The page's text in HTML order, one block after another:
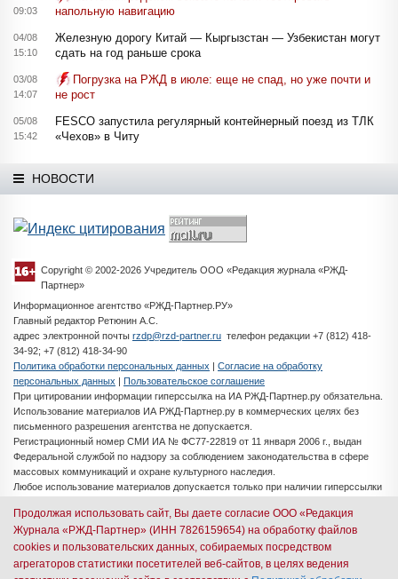
09:03
напольную навигацию
04/08
15:10
Железную дорогу Китай — Кыргызстан — Узбекистан могут
сдать на год раньше срока
03/08
14:07
Погрузка на РЖД в июле: еще не спад, но уже почти и
не рост
05/08
15:42
FESCO запустила регулярный контейнерный поезд из ТЛК
«Чехов» в Читу
НОВОСТИ
Copyright © 2002-2026 Учредитель ООО «Редакция журнала «РЖД-
Партнер»
Информационное агентство «РЖД-Партнер.РУ»
Главный редактор Ретюнин А.С.
адрес электронной почты rzdp@rzd-partner.ru телефон редакции +7 (812) 418-
34-92; +7 (812) 418-34-90
Политика обработки персональных данных | Согласие на обработку
персональных данных | Пользовательское соглашение
При цитировании информации гиперссылка на ИА РЖД-Партнер.ру обязательна.
Использование материалов ИА РЖД-Партнер.ру в коммерческих целях без
письменного разрешения агентства не допускается.
Регистрационный номер СМИ ИА № ФС77-22819 от 11 января 2006 г., выдан
Федеральной службой по надзору за соблюдением законодательства в сфере
массовых коммуникаций и охране культурного наследия.
Любое использование материалов допускается только при наличии гиперссылки
Разработка сайта -iMedia Solutions
Продолжая использовать сайт, Вы даете согласие ООО «Редакция
Журнала «РЖД-Партнер» (ИНН 7826159654) на обработку файлов
cookies и пользовательских данных, собираемых посредством
агрегаторов статистики посетителей веб-сайтов, в целях ведения
Авторизация через иностранные почтовые сервисы